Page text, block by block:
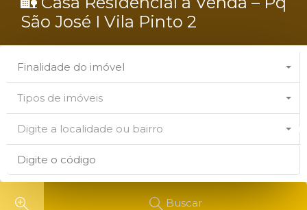
São José I Vila Pinto 2
Finalidade do imóvel
Tipos de imóveis
Digite a localidade ou bairro
Buscar